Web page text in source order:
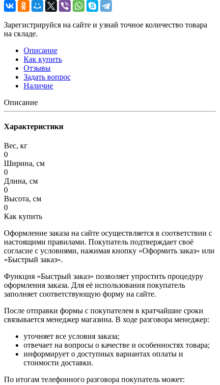
Зарегистрируйся на сайте и узнай точное количество товара
на складе.
Описание
Как купить
Отзывы
Задать вопрос
Наличие
Описание
Характеристики
Вес, кг
0
Ширина, см
0
Длина, см
0
Высота, см
0
Как купить
Оформление заказа на сайте осуществляется в соответствии с
настоящими правилами. Покупатель подтверждает своё
согласие с условиями, нажимая кнопку «Оформить заказ» или
«Быстрый заказ».
Функция «Быстрый заказ» позволяет упростить процедуру
оформления заказа. Для её использования покупатель
заполняет соответствующую форму на сайте.
После отправки формы с покупателем в кратчайшие сроки
связывается менеджер магазина. В ходе разговора менеджер:
уточняет все условия заказа;
отвечает на вопросы о качестве и особенностях товара;
информирует о доступных вариантах оплаты и
стоимости доставки.
По итогам телефонного разговора покупатель может: